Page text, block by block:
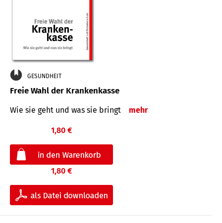
GESUNDHEIT
Freie Wahl der Krankenkasse
Wie sie geht und was sie bringt mehr
1,80 €
1,80 €